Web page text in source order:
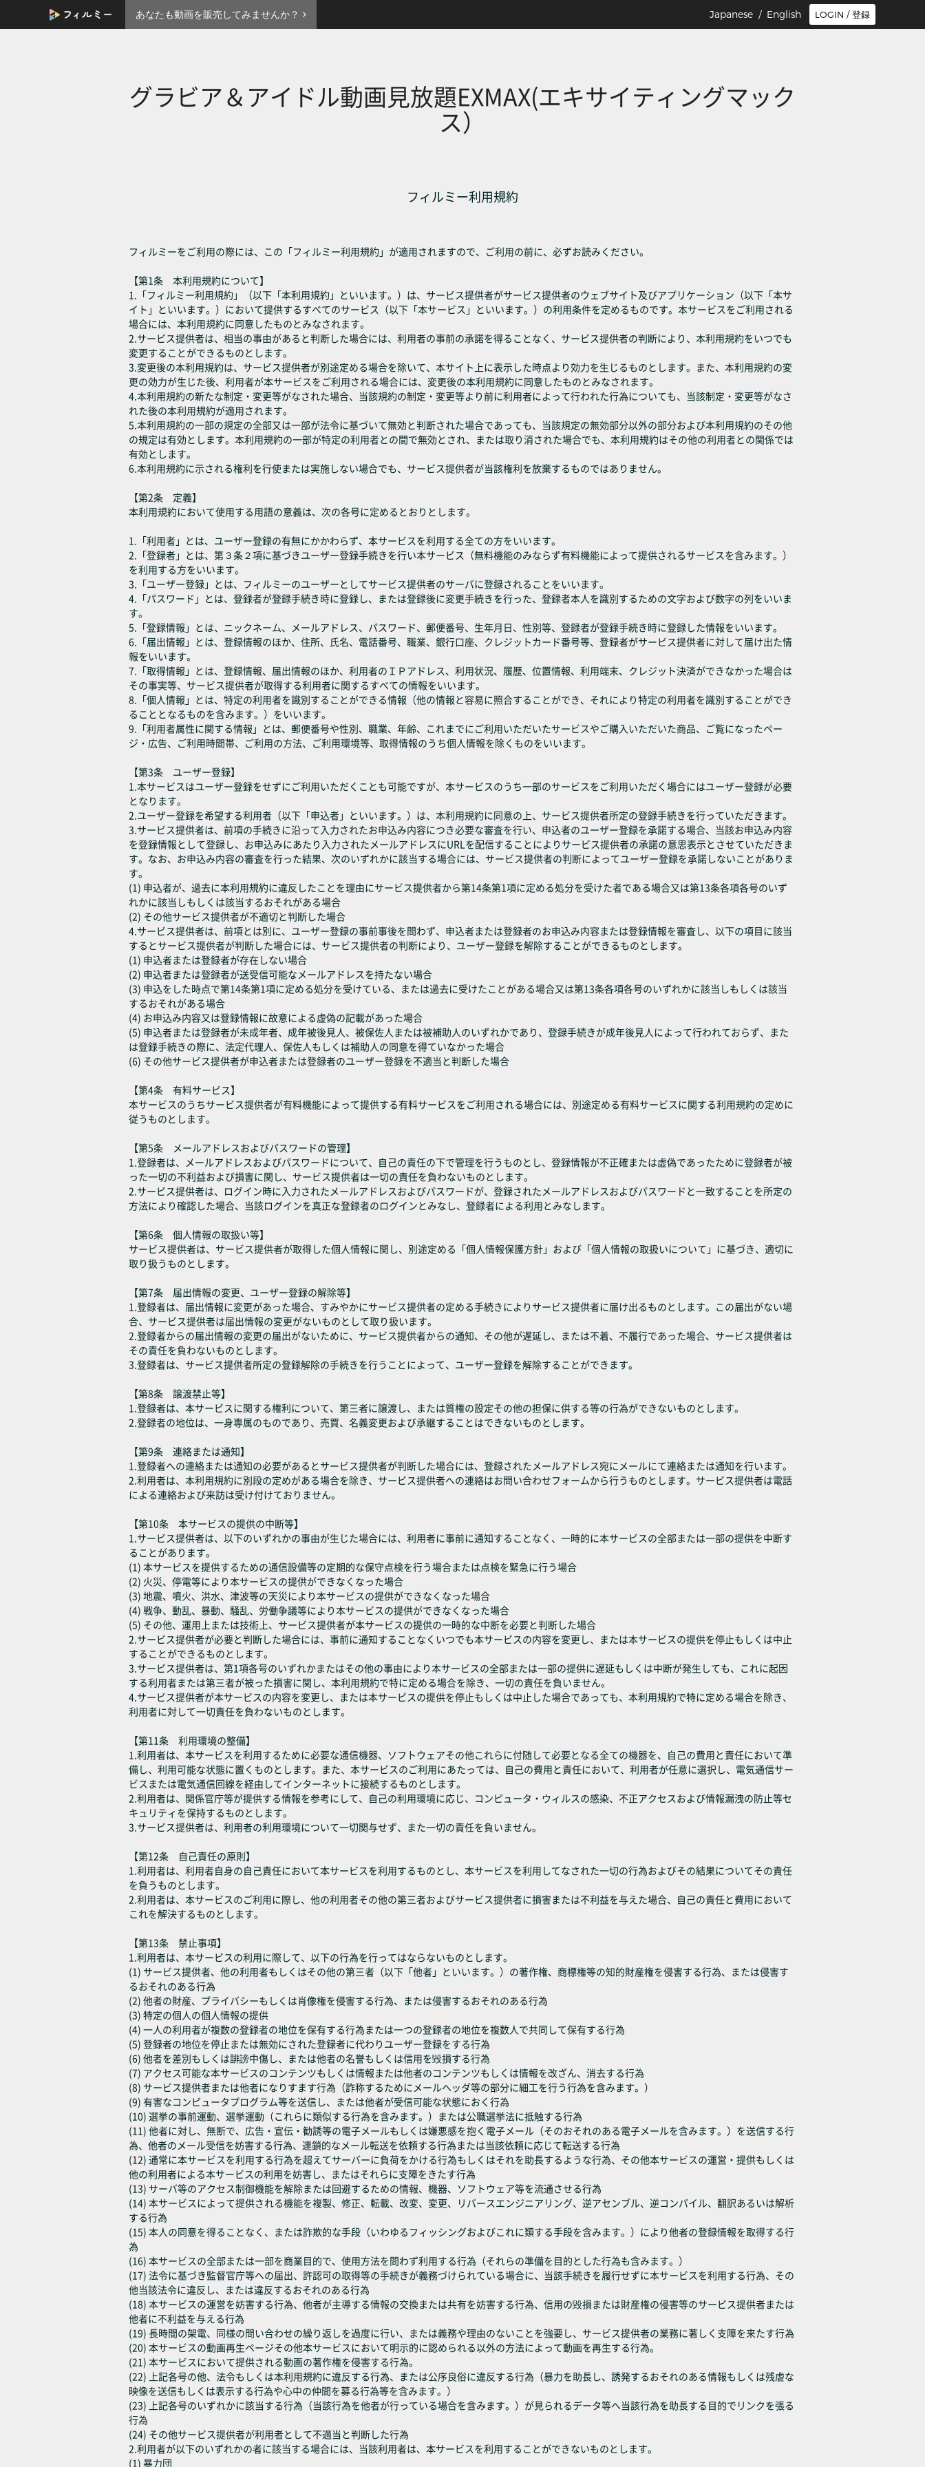
あなたも動画を販売してみませんか？ LOGIN / 登録
Japanese / English
グラビア＆アイドル動画見放題EXMAX(エキサイティングマック
ス）
フィルミー利用規約
フィルミーをご利用の際には、この「フィルミー利用規約」が適用されますので、ご利用の前に、必ずお読みください。
【第1条 本利用規約について】
1.「フィルミー利用規約」（以下「本利用規約」といいます。）は、サービス提供者がサービス提供者のウェブサイト及びアプリケーション（以下「本サ
イト」といいます。）において提供するすべてのサービス（以下「本サービス」といいます。）の利用条件を定めるものです。本サービスをご利用される
場合には、本利用規約に同意したものとみなされます。
2.サービス提供者は、相当の事由があると判断した場合には、利用者の事前の承諾を得ることなく、サービス提供者の判断により、本利用規約をいつでも
変更することができるものとします。
3.変更後の本利用規約は、サービス提供者が別途定める場合を除いて、本サイト上に表示した時点より効力を生じるものとします。また、本利用規約の変
更の効力が生じた後、利用者が本サービスをご利用される場合には、変更後の本利用規約に同意したものとみなされます。
4.本利用規約の新たな制定・変更等がなされた場合、当該規約の制定・変更等より前に利用者によって行われた行為についても、当該制定・変更等がなさ
れた後の本利用規約が適用されます。
5.本利用規約の一部の規定の全部又は一部が法令に基づいて無効と判断された場合であっても、当該規定の無効部分以外の部分および本利用規約のその他
の規定は有効とします。本利用規約の一部が特定の利用者との間で無効とされ、または取り消された場合でも、本利用規約はその他の利用者との関係では
有効とします。
6.本利用規約に示される権利を行使または実施しない場合でも、サービス提供者が当該権利を放棄するものではありません。
【第2条 定義】
本利用規約において使用する用語の意義は、次の各号に定めるとおりとします。
1.「利用者」とは、ユーザー登録の有無にかかわらず、本サービスを利用する全ての方をいいます。
2.「登録者」とは、第３条２項に基づきユーザー登録手続きを行い本サービス（無料機能のみならず有料機能によって提供されるサービスを含みます。）
を利用する方をいいます。
3.「ユーザー登録」とは、フィルミーのユーザーとしてサービス提供者のサーバに登録されることをいいます。
4.「パスワード」とは、登録者が登録手続き時に登録し、または登録後に変更手続きを行った、登録者本人を識別するための文字および数字の列をいいま
す。
5.「登録情報」とは、ニックネーム、メールアドレス、パスワード、郵便番号、生年月日、性別等、登録者が登録手続き時に登録した情報をいいます。
6.「届出情報」とは、登録情報のほか、住所、氏名、電話番号、職業、銀行口座、クレジットカード番号等、登録者がサービス提供者に対して届け出た情
報をいいます。
7.「取得情報」とは、登録情報、届出情報のほか、利用者のＩＰアドレス、利用状況、履歴、位置情報、利用端末、クレジット決済ができなかった場合は
その事実等、サービス提供者が取得する利用者に関するすべての情報をいいます。
8.「個人情報」とは、特定の利用者を識別することができる情報（他の情報と容易に照合することができ、それにより特定の利用者を識別することができ
ることとなるものを含みます。）をいいます。
9.「利用者属性に関する情報」とは、郵便番号や性別、職業、年齢、これまでにご利用いただいたサービスやご購入いただいた商品、ご覧になったペー
ジ・広告、ご利用時間帯、ご利用の方法、ご利用環境等、取得情報のうち個人情報を除くものをいいます。
【第3条 ユーザー登録】
1.本サービスはユーザー登録をせずにご利用いただくことも可能ですが、本サービスのうち一部のサービスをご利用いただく場合にはユーザー登録が必要
となります。
2.ユーザー登録を希望する利用者（以下「申込者」といいます。）は、本利用規約に同意の上、サービス提供者所定の登録手続きを行っていただきます。
3.サービス提供者は、前項の手続きに沿って入力されたお申込み内容につき必要な審査を行い、申込者のユーザー登録を承諾する場合、当該お申込み内容
を登録情報として登録し、お申込みにあたり入力されたメールアドレスにURLを配信することによりサービス提供者の承諾の意思表示とさせていただきま
す。なお、お申込み内容の審査を行った結果、次のいずれかに該当する場合には、サービス提供者の判断によってユーザー登録を承諾しないことがありま
す。
(1) 申込者が、過去に本利用規約に違反したことを理由にサービス提供者から第14条第1項に定める処分を受けた者である場合又は第13条各項各号のいず
れかに該当しもしくは該当するおそれがある場合
(2) その他サービス提供者が不適切と判断した場合
4.サービス提供者は、前項とは別に、ユーザー登録の事前事後を問わず、申込者または登録者のお申込み内容または登録情報を審査し、以下の項目に該当
するとサービス提供者が判断した場合には、サービス提供者の判断により、ユーザー登録を解除することができるものとします。
(1) 申込者または登録者が存在しない場合
(2) 申込者または登録者が送受信可能なメールアドレスを持たない場合
(3) 申込をした時点で第14条第1項に定める処分を受けている、または過去に受けたことがある場合又は第13条各項各号のいずれかに該当しもしくは該当
するおそれがある場合
(4) お申込み内容又は登録情報に故意による虚偽の記載があった場合
(5) 申込者または登録者が未成年者、成年被後見人、被保佐人または被補助人のいずれかであり、登録手続きが成年後見人によって行われておらず、また
は登録手続きの際に、法定代理人、保佐人もしくは補助人の同意を得ていなかった場合
(6) その他サービス提供者が申込者または登録者のユーザー登録を不適当と判断した場合
【第4条 有料サービス】
本サービスのうちサービス提供者が有料機能によって提供する有料サービスをご利用される場合には、別途定める有料サービスに関する利用規約の定めに
従うものとします。
【第5条 メールアドレスおよびパスワードの管理】
1.登録者は、メールアドレスおよびパスワードについて、自己の責任の下で管理を行うものとし、登録情報が不正確または虚偽であったために登録者が被
った一切の不利益および損害に関し、サービス提供者は一切の責任を負わないものとします。
2.サービス提供者は、ログイン時に入力されたメールアドレスおよびパスワードが、登録されたメールアドレスおよびパスワードと一致することを所定の
方法により確認した場合、当該ログインを真正な登録者のログインとみなし、登録者による利用とみなします。
【第6条 個人情報の取扱い等】
サービス提供者は、サービス提供者が取得した個人情報に関し、別途定める「個人情報保護方針」および「個人情報の取扱いについて」に基づき、適切に
取り扱うものとします。
【第7条 届出情報の変更、ユーザー登録の解除等】
1.登録者は、届出情報に変更があった場合、すみやかにサービス提供者の定める手続きによりサービス提供者に届け出るものとします。この届出がない場
合、サービス提供者は届出情報の変更がないものとして取り扱います。
2.登録者からの届出情報の変更の届出がないために、サービス提供者からの通知、その他が遅延し、または不着、不履行であった場合、サービス提供者は
その責任を負わないものとします。
3.登録者は、サービス提供者所定の登録解除の手続きを行うことによって、ユーザー登録を解除することができます。
【第8条 譲渡禁止等】
1.登録者は、本サービスに関する権利について、第三者に譲渡し、または質権の設定その他の担保に供する等の行為ができないものとします。
2.登録者の地位は、一身専属のものであり、売買、名義変更および承継することはできないものとします。
【第9条 連絡または通知】
1.登録者への連絡または通知の必要があるとサービス提供者が判断した場合には、登録されたメールアドレス宛にメールにて連絡または通知を行います。
2.利用者は、本利用規約に別段の定めがある場合を除き、サービス提供者への連絡はお問い合わせフォームから行うものとします。サービス提供者は電話
による連絡および来訪は受け付けておりません。
【第10条 本サービスの提供の中断等】
1.サービス提供者は、以下のいずれかの事由が生じた場合には、利用者に事前に通知することなく、一時的に本サービスの全部または一部の提供を中断す
ることがあります。
(1) 本サービスを提供するための通信設備等の定期的な保守点検を行う場合または点検を緊急に行う場合
(2) 火災、停電等により本サービスの提供ができなくなった場合
(3) 地震、噴火、洪水、津波等の天災により本サービスの提供ができなくなった場合
(4) 戦争、動乱、暴動、騒乱、労働争議等により本サービスの提供ができなくなった場合
(5) その他、運用上または技術上、サービス提供者が本サービスの提供の一時的な中断を必要と判断した場合
2.サービス提供者が必要と判断した場合には、事前に通知することなくいつでも本サービスの内容を変更し、または本サービスの提供を停止もしくは中止
することができるものとします。
3.サービス提供者は、第1項各号のいずれかまたはその他の事由により本サービスの全部または一部の提供に遅延もしくは中断が発生しても、これに起因
する利用者または第三者が被った損害に関し、本利用規約で特に定める場合を除き、一切の責任を負いません。
4.サービス提供者が本サービスの内容を変更し、または本サービスの提供を停止もしくは中止した場合であっても、本利用規約で特に定める場合を除き、
利用者に対して一切責任を負わないものとします。
【第11条 利用環境の整備】
1.利用者は、本サービスを利用するために必要な通信機器、ソフトウェアその他これらに付随して必要となる全ての機器を、自己の費用と責任において準
備し、利用可能な状態に置くものとします。また、本サービスのご利用にあたっては、自己の費用と責任において、利用者が任意に選択し、電気通信サー
ビスまたは電気通信回線を経由してインターネットに接続するものとします。
2.利用者は、関係官庁等が提供する情報を参考にして、自己の利用環境に応じ、コンピュータ・ウィルスの感染、不正アクセスおよび情報漏洩の防止等セ
キュリティを保持するものとします。
3.サービス提供者は、利用者の利用環境について一切関与せず、また一切の責任を負いません。
【第12条 自己責任の原則】
1.利用者は、利用者自身の自己責任において本サービスを利用するものとし、本サービスを利用してなされた一切の行為およびその結果についてその責任
を負うものとします。
2.利用者は、本サービスのご利用に際し、他の利用者その他の第三者およびサービス提供者に損害または不利益を与えた場合、自己の責任と費用において
これを解決するものとします。
【第13条 禁止事項】
1.利用者は、本サービスの利用に際して、以下の行為を行ってはならないものとします。
(1) サービス提供者、他の利用者もしくはその他の第三者（以下「他者」といいます。）の著作権、商標権等の知的財産権を侵害する行為、または侵害す
るおそれのある行為
(2) 他者の財産、プライバシーもしくは肖像権を侵害する行為、または侵害するおそれのある行為
(3) 特定の個人の個人情報の提供
(4) 一人の利用者が複数の登録者の地位を保有する行為または一つの登録者の地位を複数人で共同して保有する行為
(5) 登録者の地位を停止または無効にされた登録者に代わりユーザー登録をする行為
(6) 他者を差別もしくは誹謗中傷し、または他者の名誉もしくは信用を毀損する行為
(7) アクセス可能な本サービスのコンテンツもしくは情報または他者のコンテンツもしくは情報を改ざん、消去する行為
(8) サービス提供者または他者になりすます行為（詐称するためにメールヘッダ等の部分に細工を行う行為を含みます。）
(9) 有害なコンピュータプログラム等を送信し、または他者が受信可能な状態におく行為
(10) 選挙の事前運動、選挙運動（これらに類似する行為を含みます。）または公職選挙法に抵触する行為
(11) 他者に対し、無断で、広告・宣伝・勧誘等の電子メールもしくは嫌悪感を抱く電子メール（そのおそれのある電子メールを含みます。）を送信する行
為、他者のメール受信を妨害する行為、連鎖的なメール転送を依頼する行為または当該依頼に応じて転送する行為
(12) 通常に本サービスを利用する行為を超えてサーバーに負荷をかける行為もしくはそれを助長するような行為、その他本サービスの運営・提供もしくは
他の利用者による本サービスの利用を妨害し、またはそれらに支障をきたす行為
(13) サーバ等のアクセス制御機能を解除または回避するための情報、機器、ソフトウェア等を流通させる行為
(14) 本サービスによって提供される機能を複製、修正、転載、改変、変更、リバースエンジニアリング、逆アセンブル、逆コンパイル、翻訳あるいは解析
する行為
(15) 本人の同意を得ることなく、または詐欺的な手段（いわゆるフィッシングおよびこれに類する手段を含みます。）により他者の登録情報を取得する行
為
(16) 本サービスの全部または一部を商業目的で、使用方法を問わず利用する行為（それらの準備を目的とした行為も含みます。）
(17) 法令に基づき監督官庁等への届出、許認可の取得等の手続きが義務づけられている場合に、当該手続きを履行せずに本サービスを利用する行為、その
他当該法令に違反し、または違反するおそれのある行為
(18) 本サービスの運営を妨害する行為、他者が主導する情報の交換または共有を妨害する行為、信用の毀損または財産権の侵害等のサービス提供者または
他者に不利益を与える行為
(19) 長時間の架電、同様の問い合わせの繰り返しを過度に行い、または義務や理由のないことを強要し、サービス提供者の業務に著しく支障を来たす行為
(20) 本サービスの動画再生ページその他本サービスにおいて明示的に認められる以外の方法によって動画を再生する行為。
(21) 本サービスにおいて提供される動画の著作権を侵害する行為。
(22) 上記各号の他、法令もしくは本利用規約に違反する行為、または公序良俗に違反する行為（暴力を助長し、誘発するおそれのある情報もしくは残虐な
映像を送信もしくは表示する行為や心中の仲間を募る行為等を含みます。）
(23) 上記各号のいずれかに該当する行為（当該行為を他者が行っている場合を含みます。）が見られるデータ等へ当該行為を助長する目的でリンクを張る
行為
(24) その他サービス提供者が利用者として不適当と判断した行為
2.利用者が以下のいずれかの者に該当する場合には、当該利用者は、本サービスを利用することができないものとします。
(1) 暴力団